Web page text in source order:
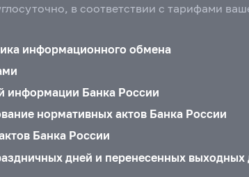
в соответствии с тарифами
информационного обмена
информации Банка России
нормативных актов Банка России
Банка России
дней и перенесенных выходных